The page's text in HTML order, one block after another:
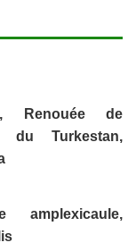
Renouée de
du Turkestan,
amplexicaule,